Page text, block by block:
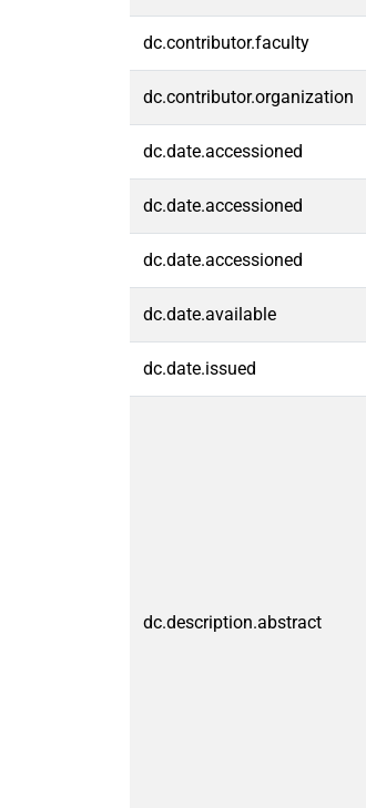
dc.contributor.faculty
dc.contributor.organization
dc.date.accessioned
dc.date.accessioned
dc.date.accessioned
dc.date.available
dc.date.issued
dc.description.abstract